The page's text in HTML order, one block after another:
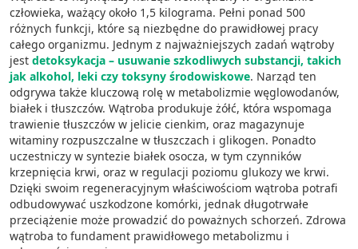
człowieka, ważący około 1,5 kilograma. Pełni ponad 500
różnych funkcji, które są niezbędne do prawidłowej pracy
całego organizmu. Jednym z najważniejszych zadań wątroby
jest detoksykacja – usuwanie szkodliwych substancji, takich
jak alkohol, leki czy toksyny środowiskowe. Narząd ten
odgrywa także kluczową rolę w metabolizmie węglowodanów,
białek i tłuszczów. Wątroba produkuje żółć, która wspomaga
trawienie tłuszczów w jelicie cienkim, oraz magazynuje
witaminy rozpuszczalne w tłuszczach i glikogen. Ponadto
uczestniczy w syntezie białek osocza, w tym czynników
krzepnięcia krwi, oraz w regulacji poziomu glukozy we krwi.
Dzięki swoim regeneracyjnym właściwościom wątroba potrafi
odbudowywać uszkodzone komórki, jednak długotrwałe
przeciążenie może prowadzić do poważnych schorzeń. Zdrowa
wątroba to fundament prawidłowego metabolizmu i